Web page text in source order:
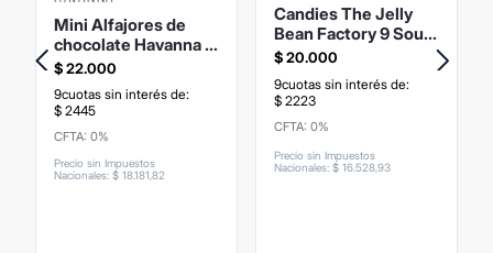
Mini Alfajores de
chocolate Havanna x
LEO Messi
$22.000
9cuotas sin interés de:
$ 2445
CFTA: 0%
Precio sin Impuestos
Nacionales: $ 18181 82
Candies The Jelly
Bean Factory 9 Sour
Flavours 175gr
$20.000
9cuotas sin interés de:
$ 2223
CFTA: 0%
Precio sin Impuestos
Nacionales: $ 1652893